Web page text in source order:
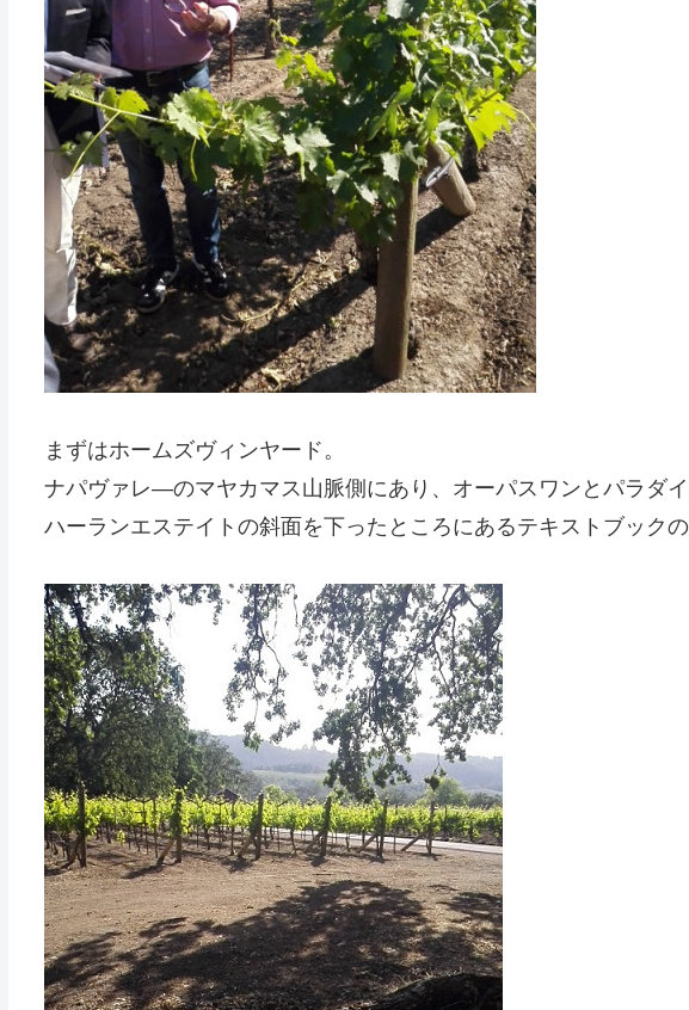
まずはホームズヴィンヤード。
ナパヴァレ―のマヤカマス山脈側にあり、オーパスワンとパラダイ
ハーランエステイトの斜面を下ったところにあるテキストブック